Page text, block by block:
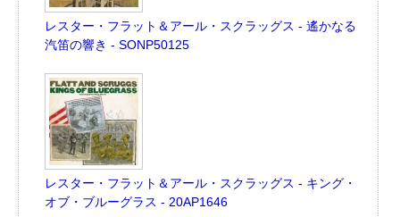
レスター・フラット＆アール・スクラッグス - 遙かなる
汽笛の響き - SONP50125
レスター・フラット＆アール・スクラッグス - キング・
オブ・ブルーグラス - 20AP1646